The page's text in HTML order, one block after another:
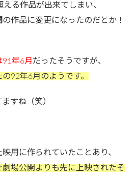
える作品が出来てしまい、
の作品に変更になったのだとか！
年6月 だったそうですが、
92年6月のようです。
すね（笑）
用に作られていたことあり、
劇場公開よりも先に上映されたそ